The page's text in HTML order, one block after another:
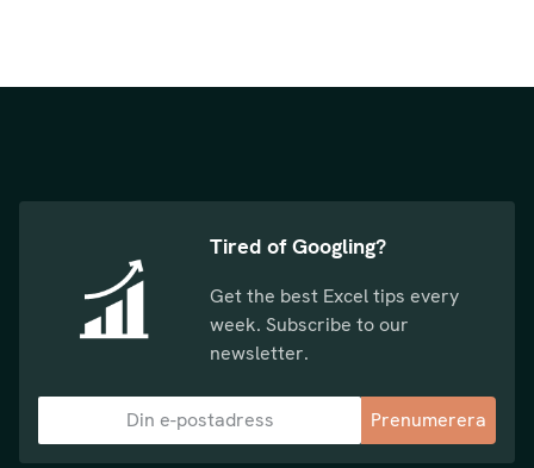
Tired of Googling?
Get the best Excel tips every
week. Subscribe to our
newsletter.
Prenumerera